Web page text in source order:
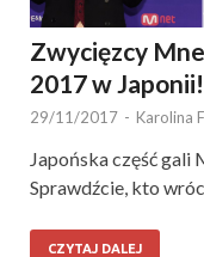
Zwycięzcy
2017 w
29/11/2017 - Karolina
Japońska część
Sprawdźcie, kto
CZYTAJ DALEJ